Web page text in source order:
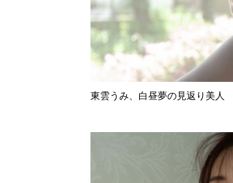
東雲うみ、白昼夢の見返り美人